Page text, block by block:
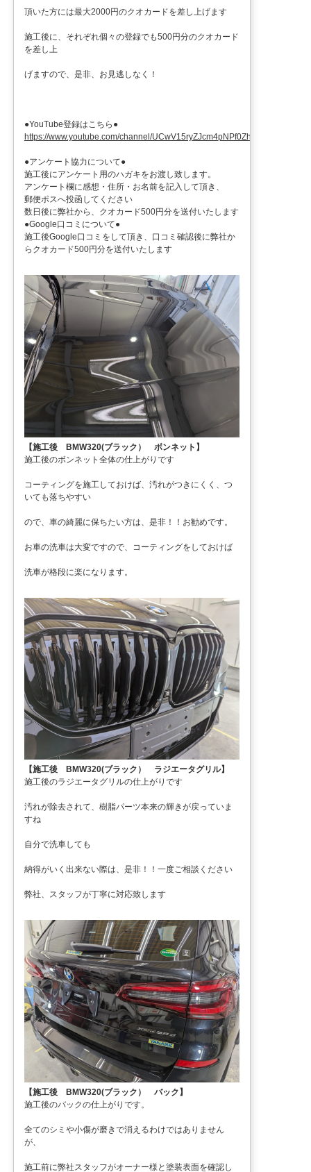
頂いた方には最大2000円のクオカードを差し上げます
施工後に、それぞれ個々の登録でも500円分のクオカード
を差し上
げますので、是非、お見逃しなく！
●YouTube登録はこちら●
https://www.youtube.com/channel/UCwV15ryZJcm4pNPf0ZhXu9g
●アンケート協力について●
施工後にアンケート用のハガキをお渡し致します。
アンケート欄に感想・住所・お名前を記入して頂き、
郵便ポスへ投函してください
数日後に弊社から、クオカード500円分を送付いたします
●Google口コミについて●
施工後Google口コミをして頂き、口コミ確認後に弊社か
らクオカード500円分を送付いたします
【施工後 BMW320(ブラック） ボンネット】
施工後のボンネット全体の仕上がりです
コーティングを施工しておけば、汚れがつきにくく、つ
いても落ちやすい
ので、車の綺麗に保ちたい方は、是非！！お勧めです。
お車の洗車は大変ですので、コーティングをしておけば
洗車が格段に楽になります。
【施工後 BMW320(ブラック） ラジエータグリル】
施工後のラジエータグリルの仕上がりです
汚れが除去されて、樹脂パーツ本来の輝きが戻っていま
すね
自分で洗車しても
納得がいく出来ない際は、是非！！一度ご相談ください
弊社、スタッフが丁寧に対応致します
【施工後 BMW320(ブラック） バック】
施工後のバックの仕上がりです。
全てのシミや小傷が磨きで消えるわけではありません
が、
施工前に弊社スタッフがオーナー様と塗装表面を確認し